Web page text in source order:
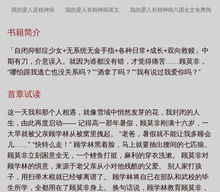
我的爱人是精神病 我的爱人有精神病英文 我的爱人有精神病六团全文免费阅
办 我的精神病爱人一片浮云
婚 我的爱人是神经病by 我的精神病爱人txt 我的爱人是神经病by晚十
六 我的爱人有精神病怎么办 我的爱人是个神经病 我的精神病爱人txt百
候哭 我的爱人有精神病是什么歌
书籍简介
「自闭抑郁症少女+无系统无金手指+各种日常+成长+双向救赎」中
期有刀，介意误入。就因为谁都没有错，才觉得痛苦……顾莫非，
“哪怕跟我逃亡也没关系吗？”“酒拿了吗？”“我有说过我爱你吗？”
首章试读
这一天我和那个人相遇，就像雪域中悄然发芽的花，我封闭的人
生，由此再度启动—— 记得高一那年暑假，顾莫非刚满十六岁，一
大早就被父亲顾学林从被窝里拽起。 “老爸，暑假就不能让我多睡会
儿……” “快特么走！” 顾学林黑着脸，马上就要抽出腰间的七匹狼。
顾莫非立刻困意全无，一个鲤鱼打挺，麻利的穿衣洗漱。 顾莫非对
顾学林的惧意，来源于老父亲从小对他残酷的父爱。 别人家打孩
子，用扫帚木棍就已经够离谱了。 顾学林将自已在部队和武校的毕
生所学，全都用在了顾莫非身上。 换句话说，顾学林教育顾莫非，